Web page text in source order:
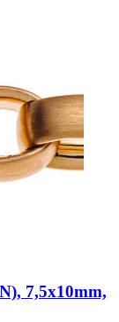
7,5x10mm,